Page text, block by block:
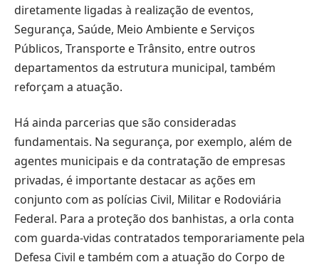
diretamente ligadas à realização de eventos,
Segurança, Saúde, Meio Ambiente e Serviços
Públicos, Transporte e Trânsito, entre outros
departamentos da estrutura municipal, também
reforçam a atuação.
Há ainda parcerias que são consideradas
fundamentais. Na segurança, por exemplo, além de
agentes municipais e da contratação de empresas
privadas, é importante destacar as ações em
conjunto com as polícias Civil, Militar e Rodoviária
Federal. Para a proteção dos banhistas, a orla conta
com guarda-vidas contratados temporariamente pela
Defesa Civil e também com a atuação do Corpo de